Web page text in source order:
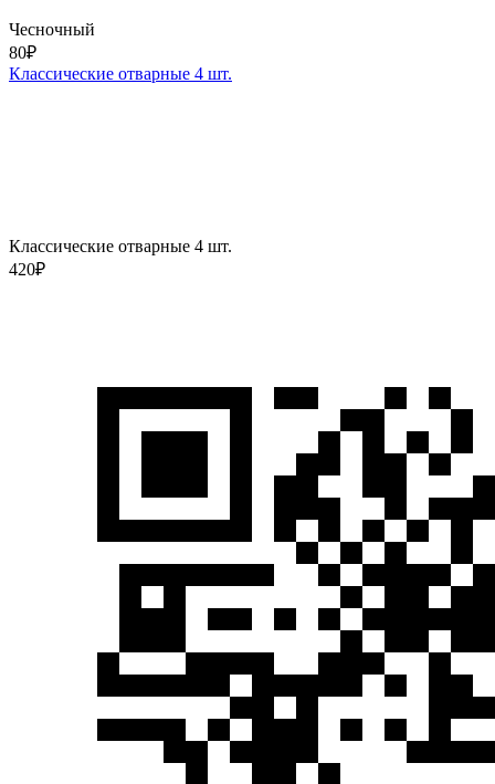
Чесночный
80₽
Классические отварные 4 шт.
Классические отварные 4 шт.
420₽